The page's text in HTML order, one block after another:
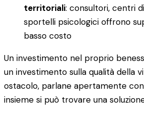
territoriali: consultori, centri
sportelli psicologici offrono
basso costo
Un investimento nel proprio
un investimento sulla qualità della
ostacolo, parlane apertamente
insieme si può trovare una